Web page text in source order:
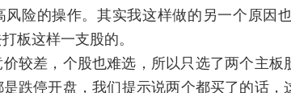
风险的操作。其实我这样做的另一个原因
板这样一支股的。
差，个股也难选，所以只选了两个主板
跌停开盘，我们提示说两个都买了的话